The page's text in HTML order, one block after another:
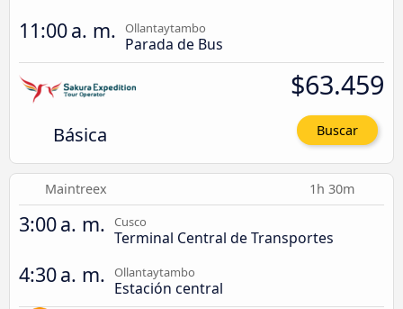
11:00 a. m. Ollantaytambo
Parada de Bus
Básica
$63.459
Buscar
Maintreex 1h 30m
3:00 a. m. Cusco
Terminal Central de Transportes
4:30 a. m. Ollantaytambo
Estación central